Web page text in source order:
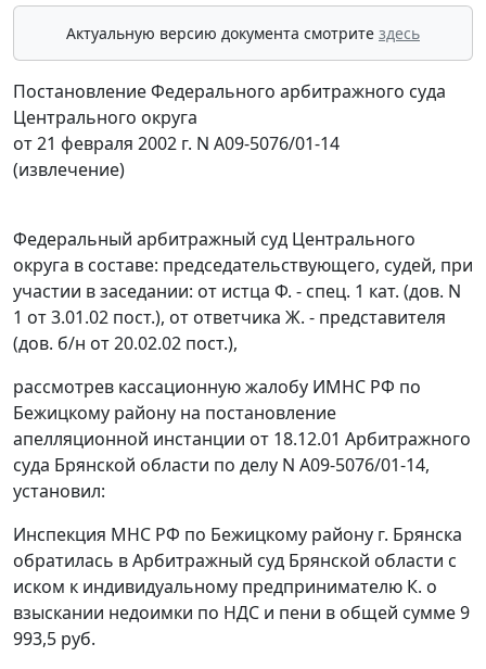
Актуальную версию документа смотрите здесь
Постановление Федерального арбитражного суда
Центрального округа
от 21 февраля 2002 г. N А09-5076/01-14
(извлечение)
Федеральный арбитражный суд Центрального
округа в составе: председательствующего, судей, при
участии в заседании: от истца Ф. - спец. 1 кат. (дов. N
1 от 3.01.02 пост.), от ответчика Ж. - представителя
(дов. б/н от 20.02.02 пост.),
рассмотрев кассационную жалобу ИМНС РФ по
Бежицкому району на постановление
апелляционной инстанции от 18.12.01 Арбитражного
суда Брянской области по делу N А09-5076/01-14,
установил:
Инспекция МНС РФ по Бежицкому району г. Брянска
обратилась в Арбитражный суд Брянской области с
иском к индивидуальному предпринимателю К. о
взыскании недоимки по НДС и пени в общей сумме 9
993,5 руб.